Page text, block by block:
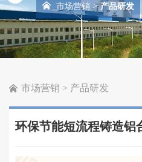
市场营销 >产品研发
市场营销 > 产品研发
环保节能短流程铸造铝